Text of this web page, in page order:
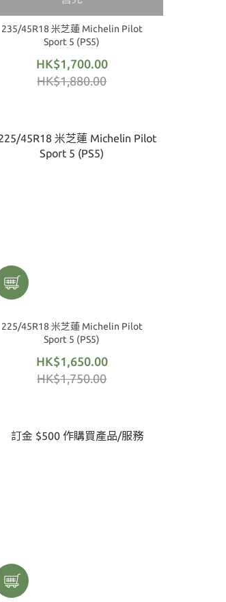
235/45R18 米芝蓮 Michelin Pilot
Sport 5 (PS5)
HK$1,700.00
HK$1,880.00
225/45R18 米芝蓮 Michelin Pilot
Sport 5 (PS5)
HK$1,650.00
HK$1,750.00